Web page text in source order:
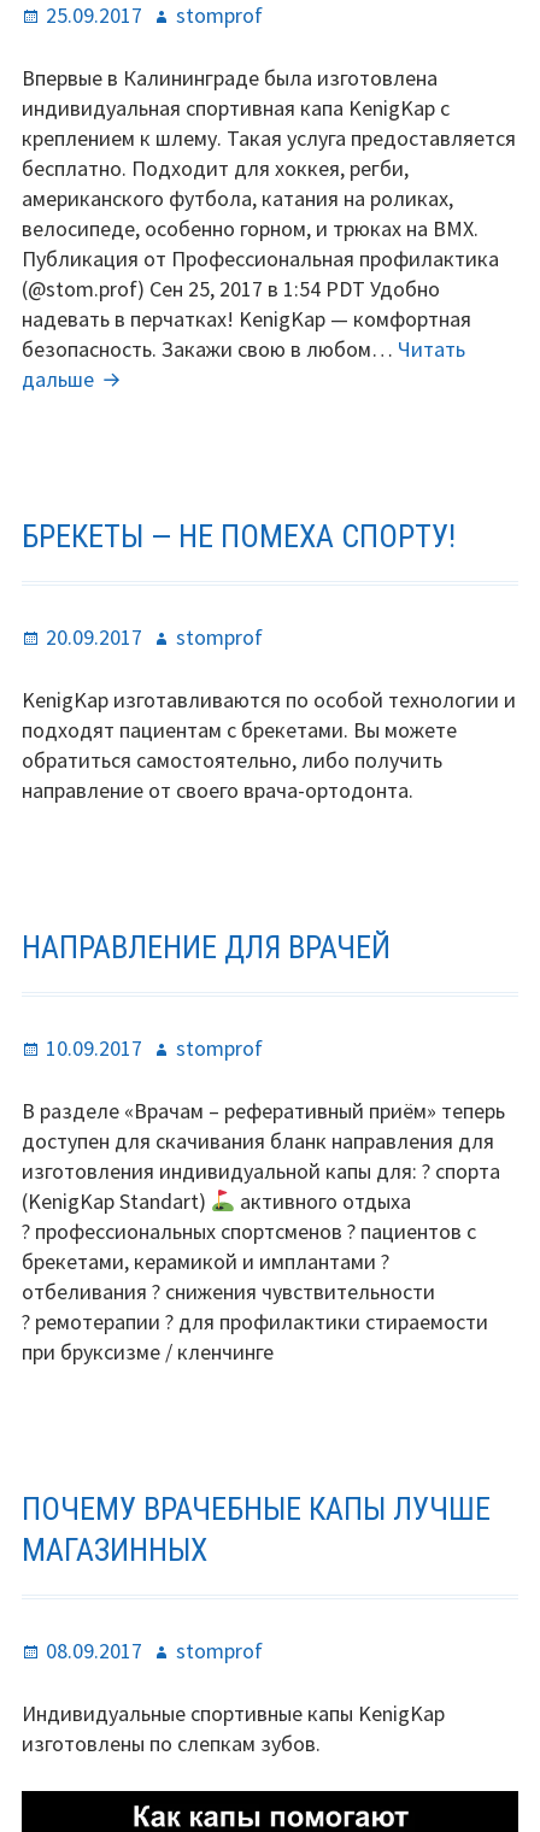
Опубликовано
25.09.2017 Автор
stomprof
Впервые в Калининграде была изготовлена
индивидуальная спортивная капа KenigKap с
креплением к шлему. Такая услуга предоставляется
бесплатно. Подходит для хоккея, регби,
американского футбола, катания на роликах,
велосипеде, особенно горном, и трюках на BMX.
Публикация от Профессиональная профилактика
(@stom.prof) Сен 25, 2017 в 1:54 PDT Удобно
надевать в перчатках! KenigKap — комфортная
безопасность. Закажи свою в любом… Читать
дальше Капа
БРЕКЕТЫ — НЕ ПОМЕХА СПОРТУ!
Опубликовано
20.09.2017 Автор
stomprof
KenigKap изготавливаются по особой технологии и
подходят пациентам с брекетами. Вы можете
обратиться самостоятельно, либо получить
направление от своего врача-ортодонта.
НАПРАВЛЕНИЕ ДЛЯ ВРАЧЕЙ
Опубликовано
10.09.2017 Автор
stomprof
В разделе «Врачам – реферативный приём» теперь
доступен для скачивания бланк направления для
изготовления индивидуальной капы для: ? спорта
(KenigKap Standart)
активного отдыха
? профессиональных спортсменов ? пациентов с
брекетами, керамикой и имплантами ?
отбеливания ? снижения чувствительности
? ремотерапии ? для профилактики стираемости
при бруксизме / кленчинге
ПОЧЕМУ ВРАЧЕБНЫЕ КАПЫ ЛУЧШЕ
МАГАЗИННЫХ
Опубликовано
08.09.2017 Автор
stomprof
Индивидуальные спортивные капы KenigKap
изготовлены по слепкам зубов.